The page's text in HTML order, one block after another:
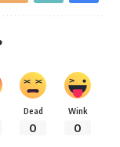
Dead
0
Wink
0